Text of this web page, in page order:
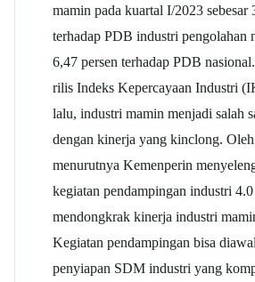
mamin pada kuartal I/2023 sebesar
terhadap PDB industri pengolahan
6,47 persen terhadap PDB
rilis Indeks Kepercayaan Industri
lalu, industri mamin menjadi salah
dengan kinerja yang kinclong.
menurutnya Kemenperin
kegiatan pendampingan industri
mendongkrak kinerja industri
Kegiatan pendampingan bisa
penyiapan SDM industri yang